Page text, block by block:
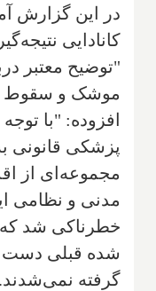
در این گزارش
کانادایی
"توضیح معتبر
موشک و سقوط
افزوده: "با
پزشكی قانونی
مجموعه‌ای از
مدنی و نظامی
خطرناكی شد
شده قبلی دست
گرفته